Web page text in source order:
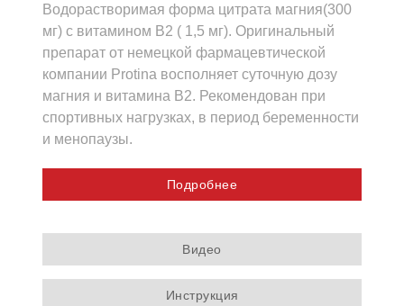
Водорастворимая форма цитрата магния(300
мг) с витамином В2 ( 1,5 мг). Оригинальный
препарат от немецкой фармацевтической
компании Protina восполняет суточную дозу
магния и витамина В2. Рекомендован при
спортивных нагрузках, в период беременности
и менопаузы.
Подробнее
Видео
Инструкция